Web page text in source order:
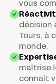
vous
décision
Tours, à
monde.
maîtrise
connaît